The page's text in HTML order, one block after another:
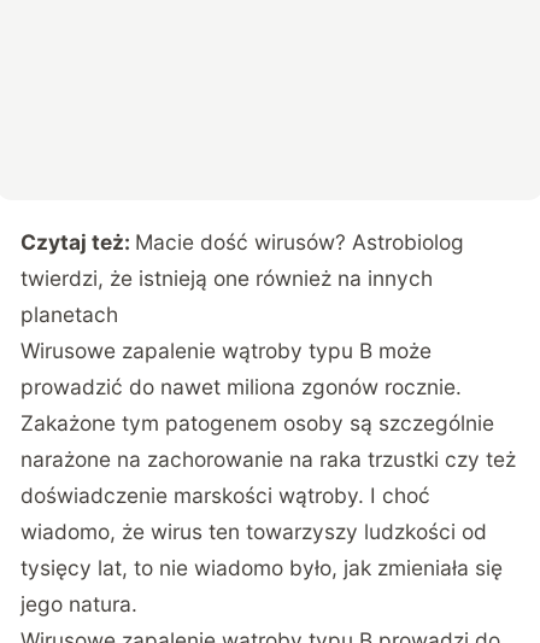
Czytaj też: Macie dość wirusów? Astrobiolog
twierdzi, że istnieją one również na innych
planetach
Wirusowe zapalenie wątroby typu B może
prowadzić do nawet miliona zgonów rocznie.
Zakażone tym patogenem osoby są szczególnie
narażone na zachorowanie na raka trzustki czy też
doświadczenie marskości wątroby. I choć
wiadomo, że wirus ten towarzyszy ludzkości od
tysięcy lat, to nie wiadomo było, jak zmieniała się
jego natura.